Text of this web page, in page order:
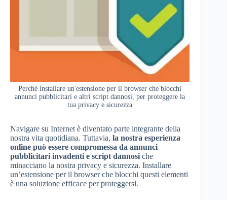
Perchè installare un'estensione per il browser che blocchi
annunci pubblicitari e altri script dannosi, per proteggere la
tua privacy e sicurezza
Navigare su Internet è diventato parte integrante della
nostra vita quotidiana. Tuttavia, la nostra esperienza
online può essere compromessa da annunci
pubblicitari invadenti e script dannosi che
minacciano la nostra privacy e sicurezza. Installare
un’estensione per il browser che blocchi questi elementi
è una soluzione efficace per proteggersi.